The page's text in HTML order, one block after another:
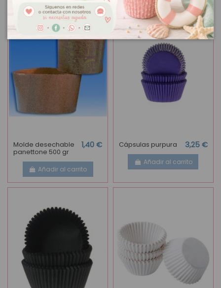
Molde desechable
panettone 500 gr
1,40 €
Añadir al carrito
Cápsulas purpura 3,25 €
Añadir al carrito